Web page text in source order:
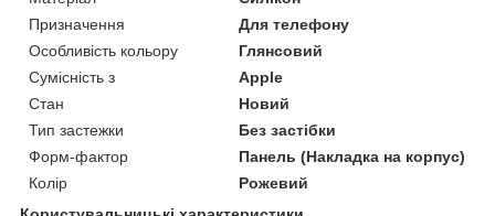
Призначення
Для телефону
Особливість кольору
Глянсовий
Сумісність з
Apple
Стан
Новий
Тип застежки
Без застібки
Форм-фактор
Панель (Накладка на корпус)
Колір
Рожевий